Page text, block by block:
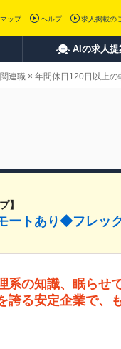
ップ ヘルプ 求人掲載の
AIの求人提
連職 × 年間休日120日以上
】
トあり◆フレッ
理系の知識、眠らせ
誇る安定企業で、